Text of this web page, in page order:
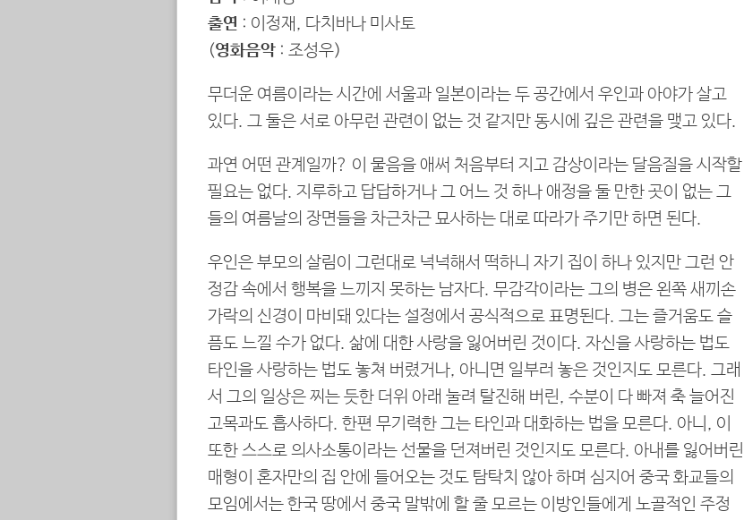
출연 : 이정재, 다치바나 미사토
(영화음악 : 조성우)
무더운 여름이라는 시간에 서울과 일본이라는 두 공간에서 우인과 아야가 살고
있다. 그 둘은 서로 아무런 관련이 없는 것 같지만 동시에 깊은 관련을 맺고 있다.
과연 어떤 관계일까? 이 물음을 애써 처음부터 지고 감상이라는 달음질을 시작할
필요는 없다. 지루하고 답답하거나 그 어느 것 하나 애정을 둘 만한 곳이 없는 그
들의 여름날의 장면들을 차근차근 묘사하는 대로 따라가 주기만 하면 된다.
우인은 부모의 살림이 그런대로 넉넉해서 떡하니 자기 집이 하나 있지만 그런 안
정감 속에서 행복을 느끼지 못하는 남자다. 무감각이라는 그의 병은 왼쪽 새끼손
가락의 신경이 마비돼 있다는 설정에서 공식적으로 표명된다. 그는 즐거움도 슬
픔도 느낄 수가 없다. 삶에 대한 사랑을 잃어버린 것이다. 자신을 사랑하는 법도
타인을 사랑하는 법도 놓쳐 버렸거나, 아니면 일부러 놓은 것인지도 모른다. 그래
서 그의 일상은 찌는 듯한 더위 아래 눌려 탈진해 버린, 수분이 다 빠져 축 늘어진
고목과도 흡사하다. 한편 무기력한 그는 타인과 대화하는 법을 모른다. 아니, 이
또한 스스로 의사소통이라는 선물을 던져버린 것인지도 모른다. 아내를 잃어버린
매형이 혼자만의 집 안에 들어오는 것도 탐탁치 않아 하며 심지어 중국 화교들의
모임에서는 한국 땅에서 중국 말밖에 할 줄 모르는 이방인들에게 노골적인 주정